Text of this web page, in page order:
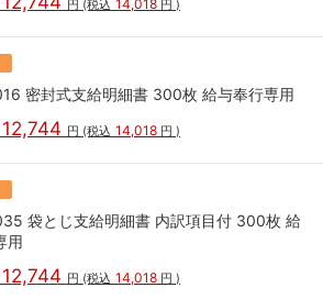
円 (税込 14,018 円 )
密封式支給明細書 300枚 給与奉行専用
12,744 円 (税込 14,018 円 )
袋とじ支給明細書 内訳項目付 300枚 給
用
12,744 円 (税込 14,018 円 )